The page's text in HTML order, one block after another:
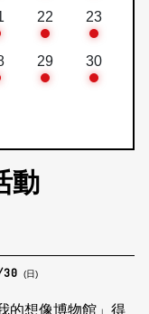
22 23
29 30
動
30 (日)
的想像博物館」得